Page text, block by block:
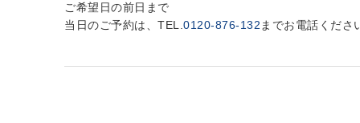
ご希望日の前日まで
当日のご予約は、TEL.0120-876-132までお電話くださ